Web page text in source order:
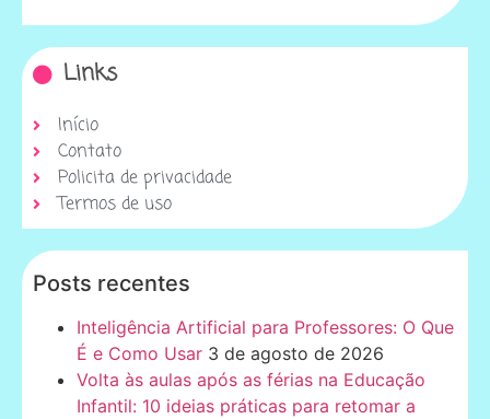
Links
Início
Contato
Policita de privacidade
Termos de uso
Posts recentes
Inteligência Artificial para Professores: O Que
É e Como Usar 3 de agosto de 2026
Volta às aulas após as férias na Educação
Infantil: 10 ideias práticas para retomar a